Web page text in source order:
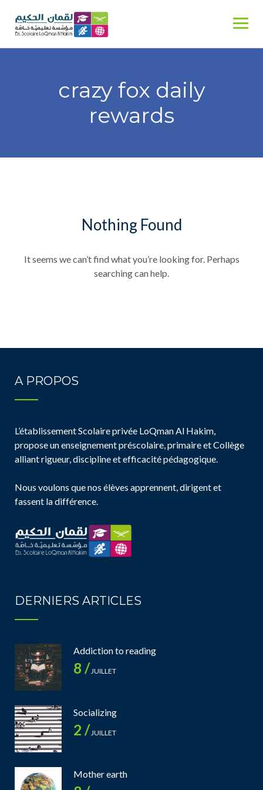
content
crazy fox daily
rewards
Nothing Found
It seems we can’t find what you’re looking for. Perhaps
searching can help.
A PROPOS
L’établissement Scolaire privée LoQman Al Hakim,
propose un enseignement préscolaire, primaire et Collège
alliant rigueur, discipline et efficacité pédagogique.
Nous voulons que nos élèves apprennent, dirigent et
fassent la différence.
DERNIERS ARTICLES
Addiction to reading
8 /JUILLET
Socializing
2 /JUILLET
Mother earth